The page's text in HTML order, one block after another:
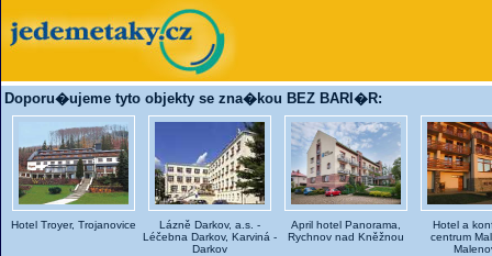
Doporu�ujeme tyto objekty se zna�kou BEZ BARI�R:
Hotel Troyer, Trojanovice
Lázně Darkov, a.s. -
Léčebna Darkov, Karviná -
Darkov
April hotel Panorama,
Rychnov nad Kněžnou
Hotel a
centrum